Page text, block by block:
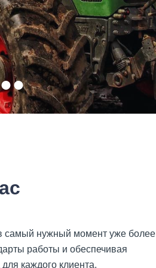
нужный момент уже более
работы и обеспечивая
каждого клиента.